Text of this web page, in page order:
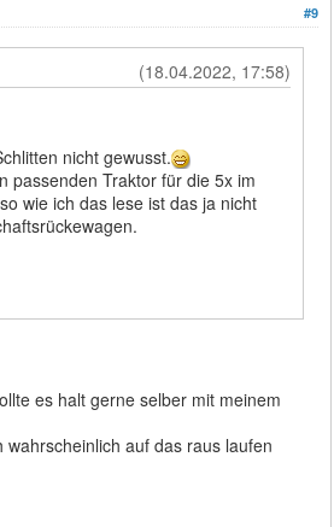
#9
(18.04.2022, 17:58)
nicht gewusst.
passenden Traktor für die 5x im
wie ich das lese ist das ja nicht
es halt gerne selber mit meinem
wahrscheinlich auf das raus laufen